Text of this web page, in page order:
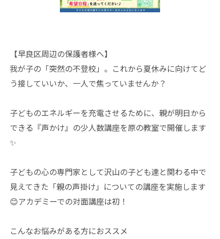
【早良区周辺の保護者様へ】
我が子の「突然の不登校」。これから夏休みに向けてど
う接していいか、一人で焦っていませんか？
子どものエネルギーを充電させるために、親が明日から
できる『声かけ』の少人数講座を原の教室で開催します
✨
子どもの心の専門家として沢山の子ども達と関わる中で
見えてきた「親の声掛け」についての講座を実施します
😊アカデミーでの対面講座は初！
こんなお悩みがある方におススメ